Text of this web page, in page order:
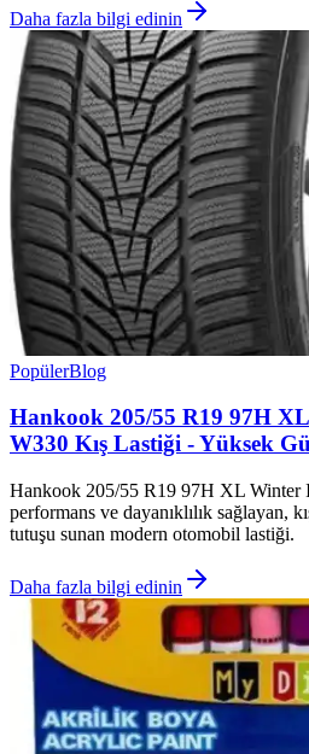
Daha fazla bilgi edinin
PopülerBlog
Hankook 205/55 R19 97H
W330 Kış Lastiği - Yüksek
Hankook 205/55 R19 97H XL Winter
performans ve dayanıklılık sağlayan,
tutuşu sunan modern otomobil lastiği.
Daha fazla bilgi edinin